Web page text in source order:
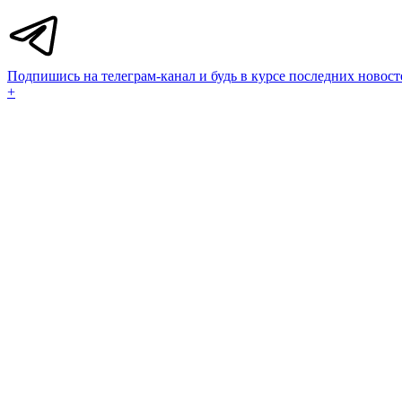
Подпишись на телеграм-канал и будь в курсе последних
+